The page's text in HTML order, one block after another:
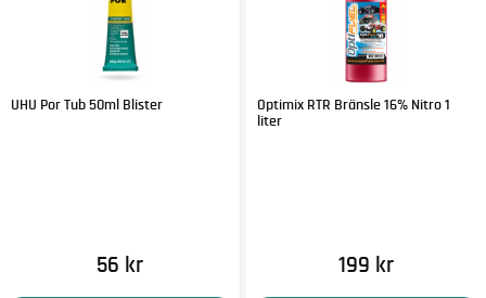
UHU Por Tub 50ml Blister
56 kr
Optimix RTR Bränsle 16% Nitro 1
liter
199 kr